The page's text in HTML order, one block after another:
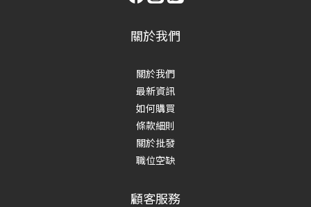
關於我們
關於我們
最新資訊
如何購買
條款細則
關於批發
職位空缺
顧客服務